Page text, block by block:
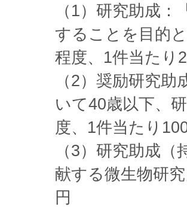
（1）研究助成
することを目的
程度、1件当たり
（2）奨励研究
いて40歳以下、
度、1件当たり
（3）研究助成
献する微生物研
円